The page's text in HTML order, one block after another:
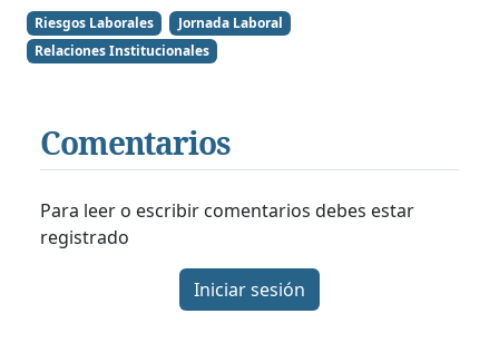
Riesgos Laborales
Jornada Laboral
Relaciones Institucionales
Comentarios
Para leer o escribir comentarios debes estar
registrado
Iniciar sesión